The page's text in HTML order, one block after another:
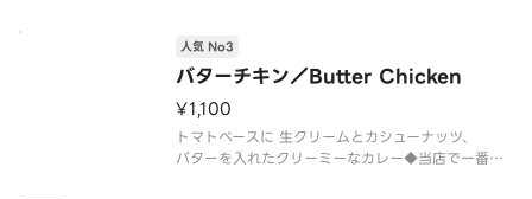
す。
スパイスの調和が味に深みを与えます。
バターチキン／Butter Chicken
人気 No3
¥1,100
トマトベースに 生クリームとカシューナッツ、
バターを入れたクリーミーなカレー◆当店で一番甘